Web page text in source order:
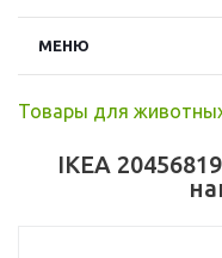
МЕНЮ
Товары для
IKEA